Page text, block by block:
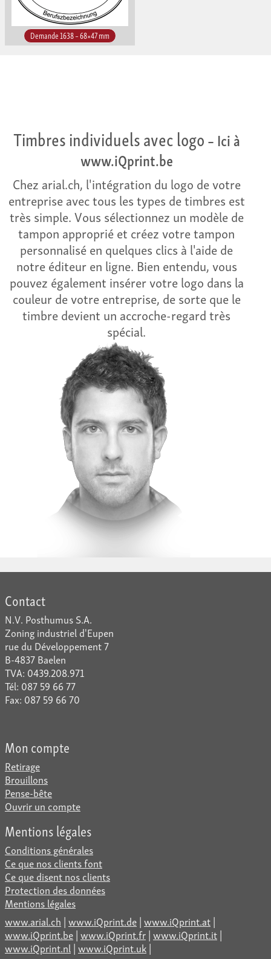
Demande 1638 – 68×47 mm
Timbres individuels avec logo– Ici à
www.iQprint.be
Chez arial.ch, l'intégration du logo de votre
entreprise avec tous les types de timbres est
très simple. Vous sélectionnez un modèle de
tampon approprié et créez votre tampon
personnalisé en quelques clics à l'aide de
notre éditeur en ligne. Bien entendu, vous
pouvez également insérer votre logo dans la
couleur de votre entreprise, de sorte que le
timbre devient un accroche-regard très
spécial.
Contact
N.V. Posthumus S.A.
Zoning industriel d'Eupen
rue du Développement 7
B-4837 Baelen
TVA: 0439.208.971
Tél: 087 59 66 77
Fax: 087 59 66 70
Mon compte
Retirage
Brouillons
Pense-bête
Ouvrir un compte
Mentions légales
Conditions générales
Ce que nos clients font
Ce que disent nos clients
Protection des données
Mentions légales
www.arial.ch |www.iQprint.de|www.iQprint.at|
www.iQprint.be|www.iQprint.fr|www.iQprint.it|
www.iQprint.nl|www.iQprint.uk|